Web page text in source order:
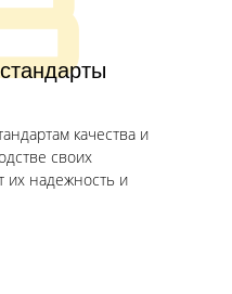
качества и
своих
их надежность и